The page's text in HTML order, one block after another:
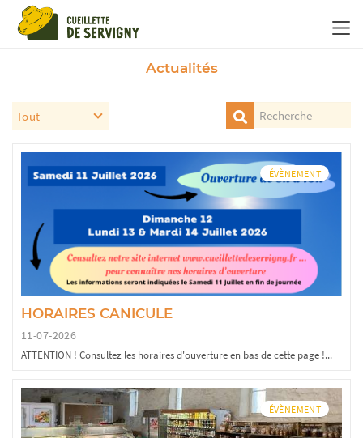
Actualités
ÉVÈNEMENT
HORAIRES CANICULE
11-07-2026
ATTENTION ! Consultez les horaires d'ouverture en bas de cette page !...
ÉVÈNEMENT
Panneau de gestion des cookies